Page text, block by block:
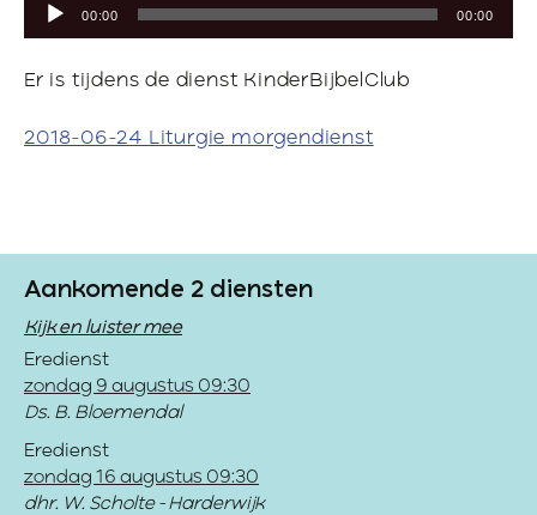
00:00 00:00
Er is tijdens de dienst KinderBijbelClub
2018-06-24 Liturgie morgendienst
Aankomende 2 diensten
Kijk en luister mee
Eredienst
zondag 9 augustus 09:30
Ds. B. Bloemendal
Eredienst
zondag 16 augustus 09:30
dhr. W. Scholte - Harderwijk